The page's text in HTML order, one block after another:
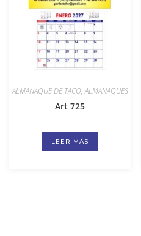
ALMANAQUE DE TACO,ALMANAQUES
Art 725
LEER MÁS